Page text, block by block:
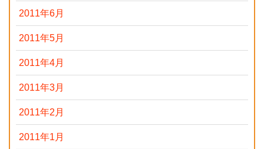
2011年6月
2011年5月
2011年4月
2011年3月
2011年2月
2011年1月